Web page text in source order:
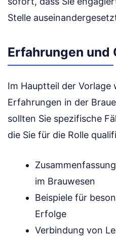
Stelle
Erfahrungen und
Im Hauptteil der Vorlage
Erfahrungen in der
sollten Sie spezifische
die Sie für die Rolle
im Brauwesen
Beispiele für
Erfolge
Verbindung von